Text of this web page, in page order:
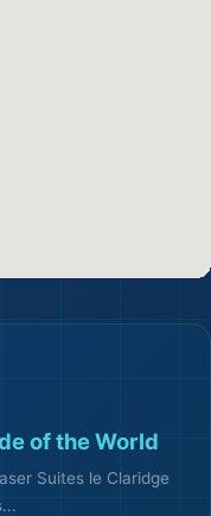
of the World
Suites le Claridge